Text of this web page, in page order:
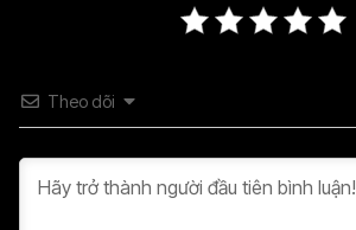
Tập 35
Tập 40
Tập 43 Tập 44
Theo dõi